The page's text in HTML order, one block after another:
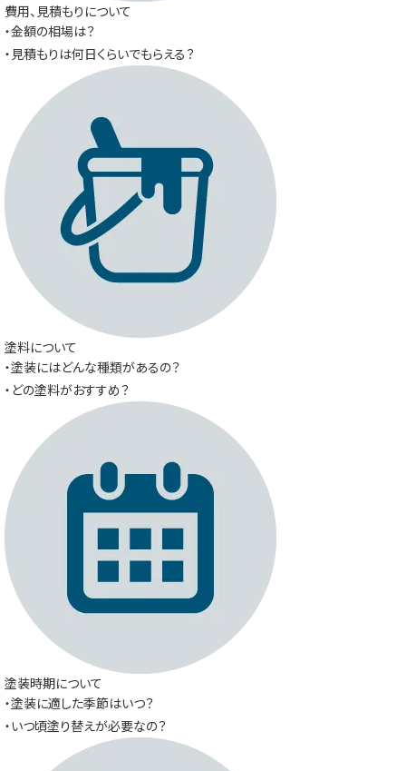
費用、見積もりについて
・金額の相場は？
・見積もりは何日くらいでもらえる？
塗料について
・塗装にはどんな種類があるの？
・どの塗料がおすすめ？
塗装時期について
・塗装に適した季節はいつ？
・いつ頃塗り替えが必要なの？